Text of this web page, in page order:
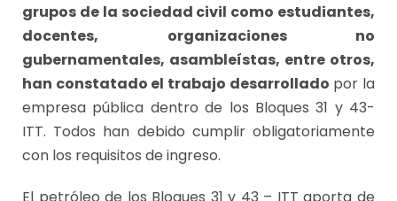
grupos de la sociedad civil como estudiantes,
docentes, organizaciones no
gubernamentales, asambleístas, entre otros,
han constatado el trabajo desarrollado por la
empresa pública dentro de los Bloques 31 y 43-
ITT. Todos han debido cumplir obligatoriamente
con los requisitos de ingreso.